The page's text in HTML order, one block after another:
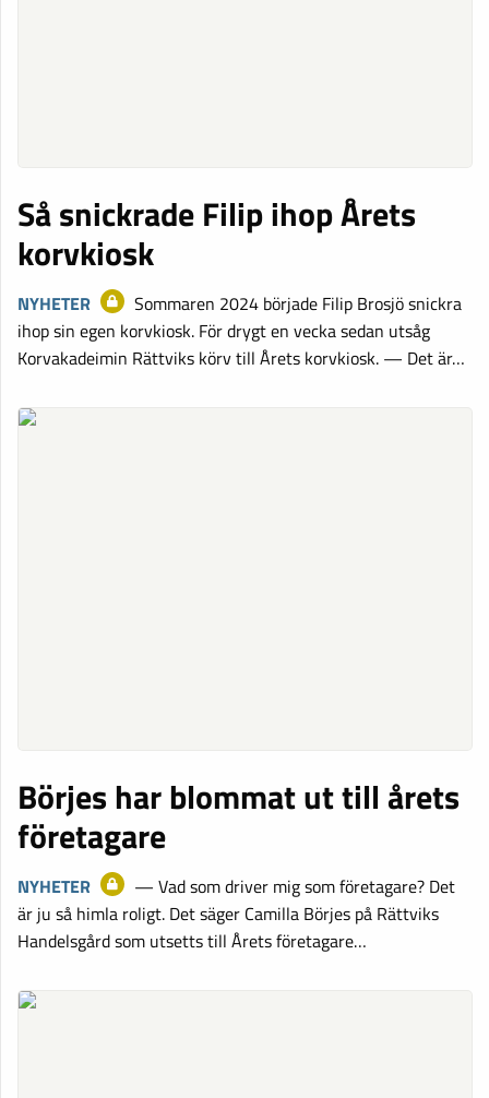
Så snickrade Filip ihop Årets
korvkiosk
NYHETER
Sommaren 2024 började Filip Brosjö snickra
ihop sin egen korvkiosk. För drygt en vecka sedan utsåg
Korvakadeimin Rättviks körv till Årets korvkiosk. — Det är…
Börjes har blommat ut till årets
företagare
NYHETER
— Vad som driver mig som företagare? Det
är ju så himla roligt. Det säger Camilla Börjes på Rättviks
Handelsgård som utsetts till Årets företagare…